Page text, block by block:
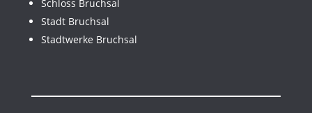
Schloss Bruchsal
Stadt Bruchsal
Stadtwerke Bruchsal